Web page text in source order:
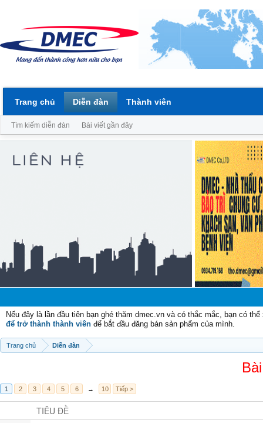
Nếu đây là lần đầu tiên bạn ghé thăm dmec.vn và có thắc mắc, bạn có
để trở thành thành viên để bắt đầu đăng bán sản phẩm của mình.
Trang chủ Diễn đàn
1 2 3 4 5 6 → 10 Tiếp >
TIÊU ĐỀ
Trang chủ Diễn đàn
Tìm kiếm diễn đàn Bài viết gần đây
Thành viên